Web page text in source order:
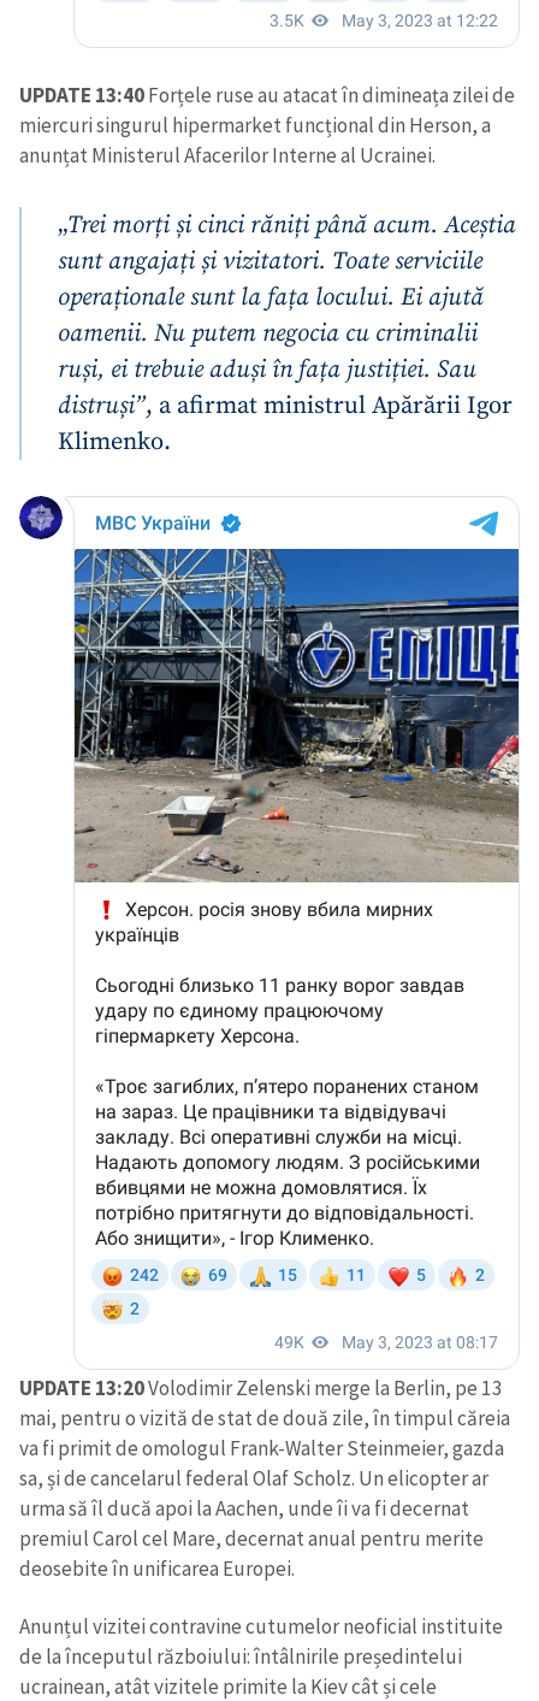
SUSȚINE
UPDATE 13:40Forțele ruse au atacat în dimineața zilei de
miercuri singurul hipermarket funcțional din Herson, a
anunțat Ministerul Afacerilor Interne al Ucrainei.
„Trei morți și cinci răniți până acum. Aceștia
sunt angajați și vizitatori. Toate serviciile
operaționale sunt la fața locului. Ei ajută
oamenii. Nu putem negocia cu criminalii
ruși, ei trebuie aduși în fața justiției. Sau
distruși”, a afirmat ministrul Apărării Igor
Klimenko.
UPDATE 13:20Volodimir Zelenski merge la Berlin, pe 13
mai, pentru o vizită de stat de două zile, în timpul căreia
va fi primit de omologul Frank-Walter Steinmeier, gazda
sa, și de cancelarul federal Olaf Scholz. Un elicopter ar
urma să îl ducă apoi la Aachen, unde îi va fi decernat
premiul Carol cel Mare, decernat anual pentru merite
deosebite în unificarea Europei.
Anunțul vizitei contravine cutumelor neoficial instituite
de la începutul războiului: întâlnirile președintelui
ucrainean,atât vizitele primite la Kiev cât și cele